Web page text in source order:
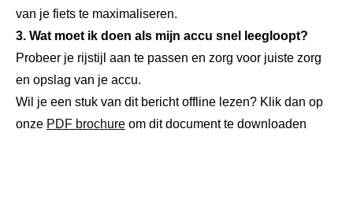
van je fiets te maximaliseren.
3. Wat moet ik doen als mijn accu snel leegloopt?
Probeer je rijstijl aan te passen en zorg voor juiste zorg
en opslag van je accu.
Wil je een stuk van dit bericht offline lezen? Klik dan op
onze PDF brochureom dit document te downloaden